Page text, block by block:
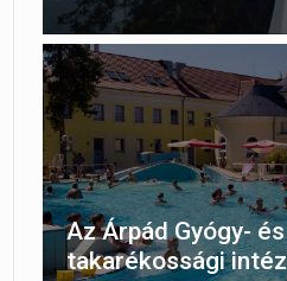
Az Árpád Gyógy-
takarékossági